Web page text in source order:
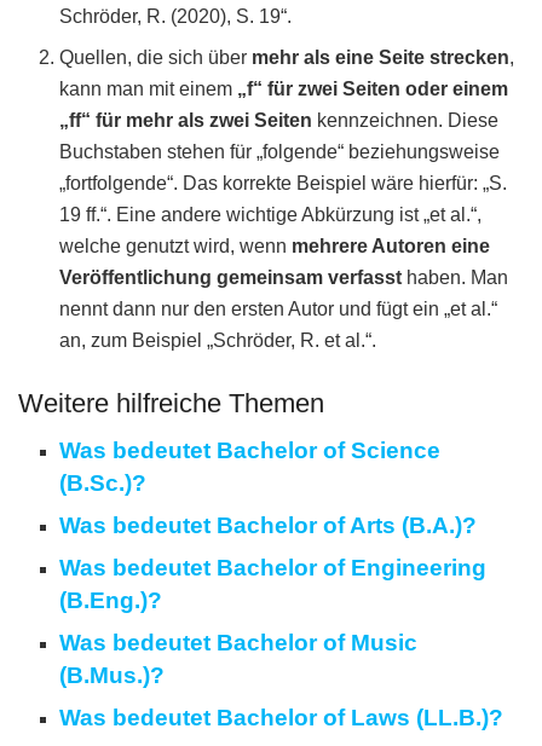
Schröder, R. (2020), S. 19“.
Quellen, die sich über mehr als eine Seite strecken,
kann man mit einem „f“ für zwei Seiten oder einem
„ff“ für mehr als zwei Seiten kennzeichnen. Diese
Buchstaben stehen für „folgende“ beziehungsweise
„fortfolgende“. Das korrekte Beispiel wäre hierfür: „S.
19 ff.“. Eine andere wichtige Abkürzung ist „et al.“,
welche genutzt wird, wenn mehrere Autoren eine
Veröffentlichung gemeinsam verfasst haben. Man
nennt dann nur den ersten Autor und fügt ein „et al.“
an, zum Beispiel „Schröder, R. et al.“.
Weitere hilfreiche Themen
Was bedeutet Bachelor of Science
(B.Sc.)?
Was bedeutet Bachelor of Arts (B.A.)?
Was bedeutet Bachelor of Engineering
(B.Eng.)?
Was bedeutet Bachelor of Music
(B.Mus.)?
Was bedeutet Bachelor of Laws (LL.B.)?